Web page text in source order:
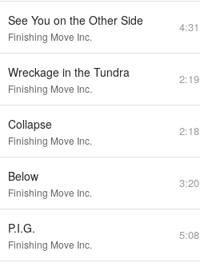
See You on the Other Side
Finishing Move Inc.
4:31
Wreckage in the Tundra
Finishing Move Inc.
2:19
Collapse
Finishing Move Inc.
2:18
Below
Finishing Move Inc.
3:20
P.I.G.
Finishing Move Inc.
5:08